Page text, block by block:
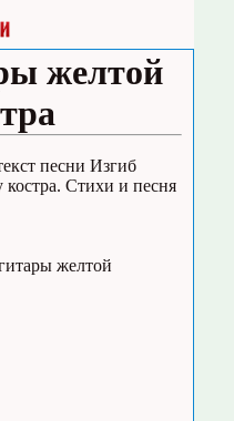
желтой
песни Изгиб
Стихи и песня
желтой